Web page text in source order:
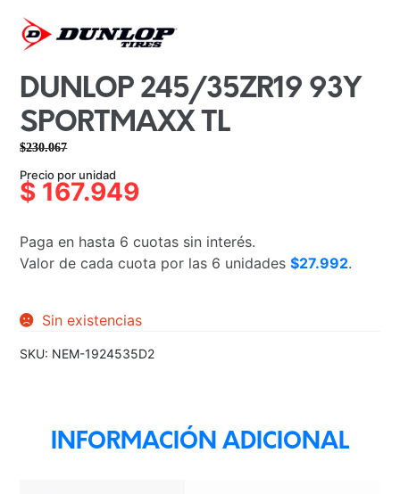
DUNLOP 245/35ZR19 93Y
SPORTMAXX TL
$230.067
precio
original
$230.067.
precio
actual
$167.949.
Precio por unidad
$ 167.949
Paga en hasta 6 cuotas sin interés.
Valor de cada cuota por las 6 unidades$27.992.
Sin existencias
SKU: NEM-1924535D2
INFORMACIÓN ADICIONAL